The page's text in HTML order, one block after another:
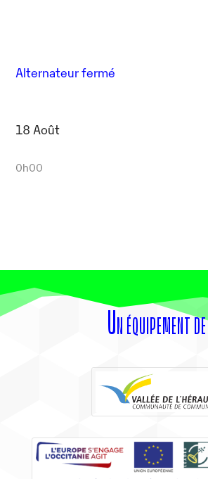
Alternateur fermé
18 Août
0h00
Un équipement de